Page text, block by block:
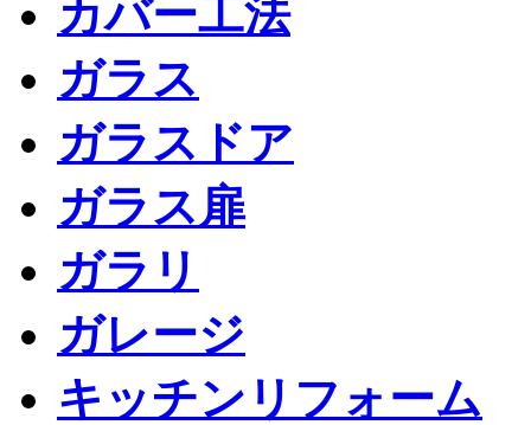
カバー工法
ガラス
ガラスドア
ガラス扉
ガラリ
ガレージ
キッチンリフォーム